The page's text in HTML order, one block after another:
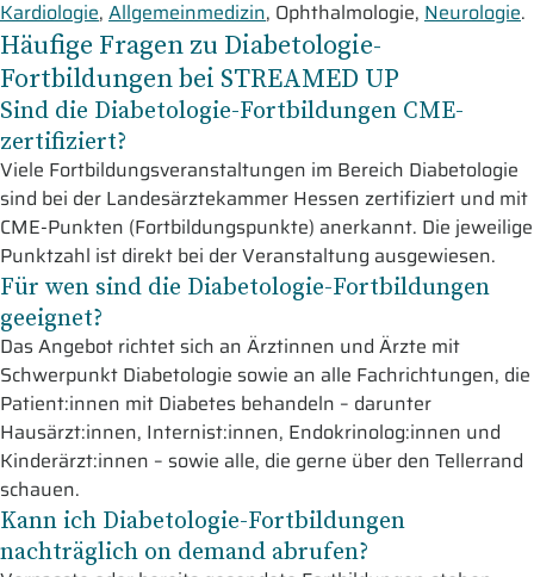
Kardiologie, Allgemeinmedizin, Ophthalmologie, Neurologie.
Häufige Fragen zu Diabetologie-
Fortbildungen bei STREAMED UP
Sind die Diabetologie-Fortbildungen CME-
zertifiziert?
Viele Fortbildungsveranstaltungen im Bereich Diabetologie
sind bei der Landesärztekammer Hessen zertifiziert und mit
CME-Punkten (Fortbildungspunkte) anerkannt. Die jeweilige
Punktzahl ist direkt bei der Veranstaltung ausgewiesen.
Für wen sind die Diabetologie-Fortbildungen
geeignet?
Das Angebot richtet sich an Ärztinnen und Ärzte mit
Schwerpunkt Diabetologie sowie an alle Fachrichtungen, die
Patient:innen mit Diabetes behandeln – darunter
Hausärzt:innen, Internist:innen, Endokrinolog:innen und
Kinderärzt:innen – sowie alle, die gerne über den Tellerrand
schauen.
Kann ich Diabetologie-Fortbildungen
nachträglich on demand abrufen?